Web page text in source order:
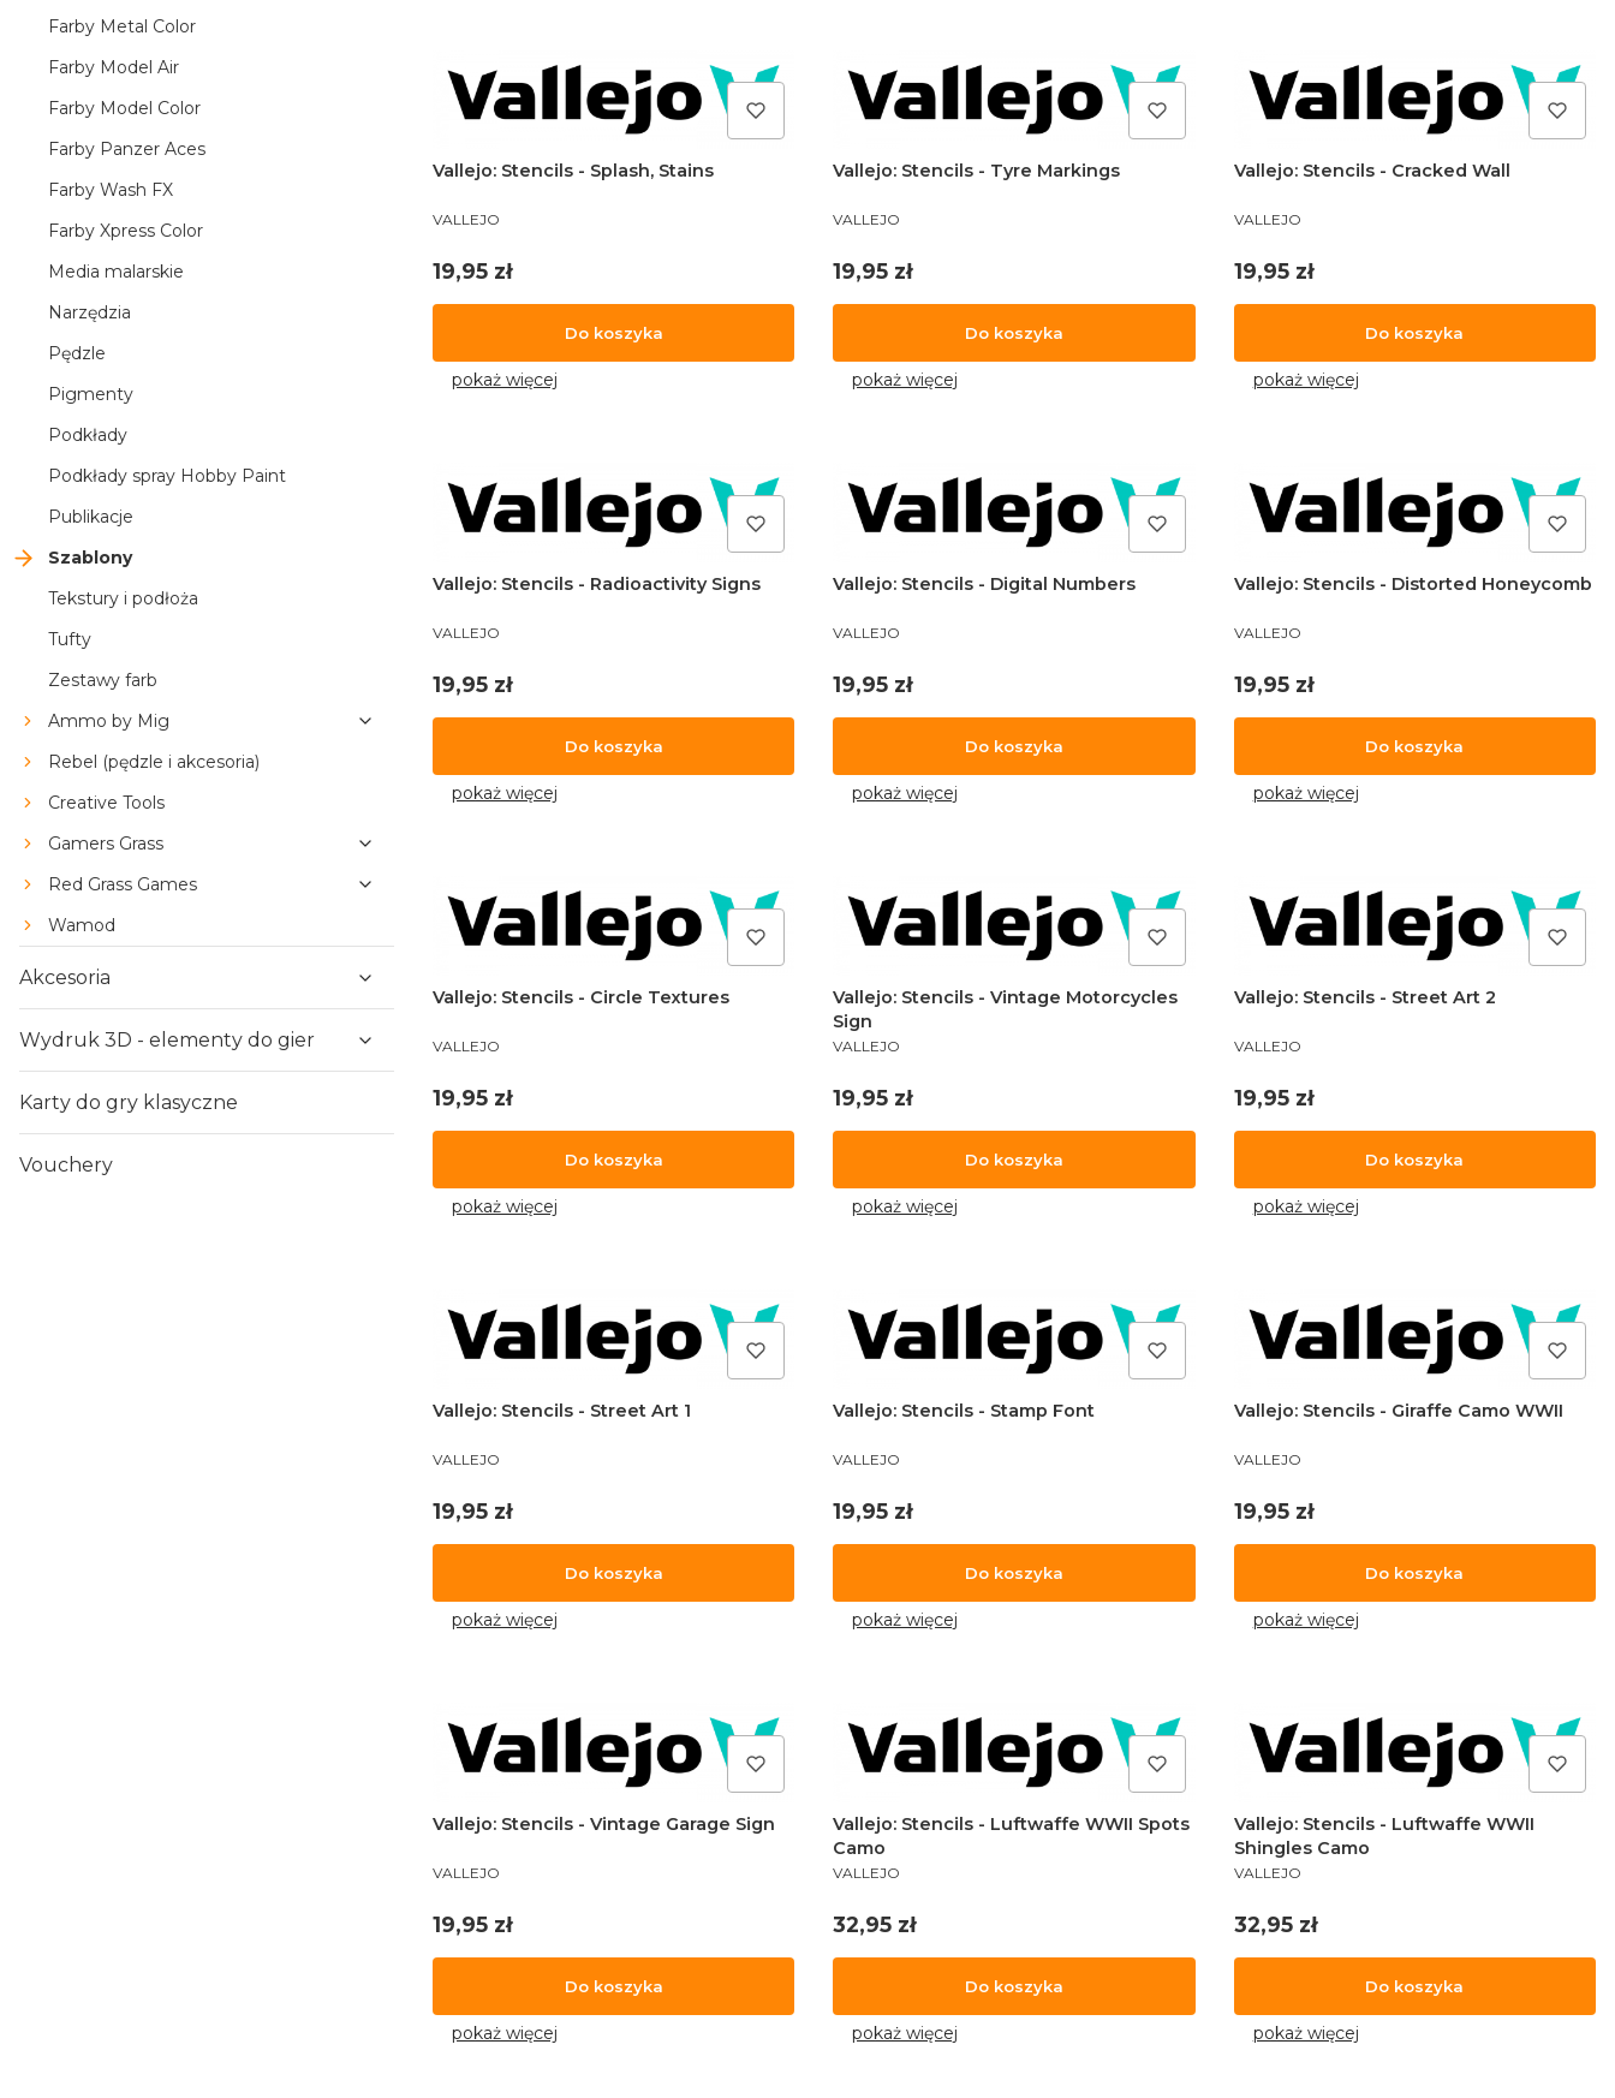
Farby Metal Color
Farby Model Air
Farby Model Color
Farby Panzer Aces
Farby Wash FX
Farby Xpress Color
Media malarskie
Narzędzia
Pędzle
Pigmenty
Podkłady
Podkłady spray Hobby Paint
Publikacje
Szablony
Tekstury i podłoża
Tufty
Zestawy farb
Ammo by Mig
Rebel (pędzle i akcesoria)
Creative Tools
Gamers Grass
Red Grass Games
Wamod
Akcesoria
Wydruk 3D - elementy do gier
Karty do gry klasyczne
Vouchery
Vallejo: Stencils - Splash, Stains
PRODUCENT
VALLEJO
Cena
19,95 zł
Do koszyka
pokaż więcej
Vallejo: Stencils - Tyre Markings
PRODUCENT
VALLEJO
Cena
19,95 zł
Do koszyka
pokaż więcej
Vallejo: Stencils - Cracked Wall
PRODUCENT
VALLEJO
Cena
19,95 zł
Do koszyka
pokaż więcej
Vallejo: Stencils - Radioactivity Signs
PRODUCENT
VALLEJO
Cena
19,95 zł
Do koszyka
pokaż więcej
Vallejo: Stencils - Digital Numbers
PRODUCENT
VALLEJO
Cena
19,95 zł
Do koszyka
pokaż więcej
Vallejo: Stencils - Distorted Honeycomb
PRODUCENT
VALLEJO
Cena
19,95 zł
Do koszyka
pokaż więcej
Vallejo: Stencils - Circle Textures
PRODUCENT
VALLEJO
Cena
19,95 zł
Do koszyka
pokaż więcej
Vallejo: Stencils - Vintage Motorcycles
Sign
PRODUCENT
VALLEJO
Cena
19,95 zł
Do koszyka
pokaż więcej
Vallejo: Stencils - Street Art 2
PRODUCENT
VALLEJO
Cena
19,95 zł
Do koszyka
pokaż więcej
Vallejo: Stencils - Street Art 1
PRODUCENT
VALLEJO
Cena
19,95 zł
Do koszyka
pokaż więcej
Vallejo: Stencils - Stamp Font
PRODUCENT
VALLEJO
Cena
19,95 zł
Do koszyka
pokaż więcej
Vallejo: Stencils - Giraffe Camo WWII
PRODUCENT
VALLEJO
Cena
19,95 zł
Do koszyka
pokaż więcej
Vallejo: Stencils - Vintage Garage Sign
PRODUCENT
VALLEJO
Cena
19,95 zł
Do koszyka
pokaż więcej
Vallejo: Stencils - Luftwaffe WWII Spots
Camo
PRODUCENT
VALLEJO
Cena
32,95 zł
Do koszyka
pokaż więcej
Vallejo: Stencils - Luftwaffe WWII
Shingles Camo
PRODUCENT
VALLEJO
Cena
32,95 zł
Do koszyka
pokaż więcej